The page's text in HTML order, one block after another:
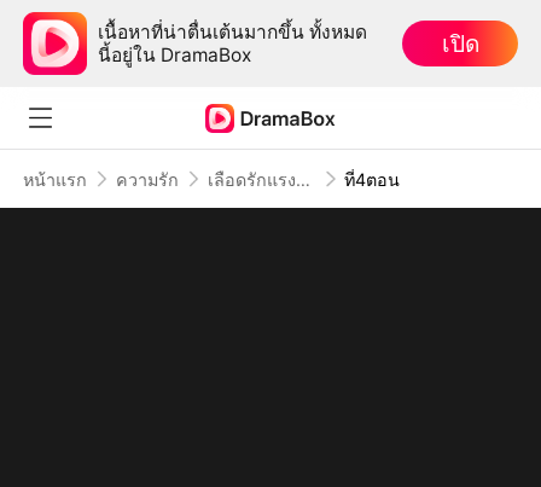
เนื้อหาที่น่าตื่นเต้นมากขึ้น ทั้งหมด
นี้อยู่ใน DramaBox
เปิด
หน้าแรก ความรัก เลือดรักแรงแค้น ที่4ตอน